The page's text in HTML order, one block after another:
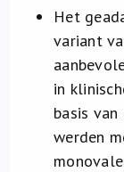
Het
variant
in
basis
werden